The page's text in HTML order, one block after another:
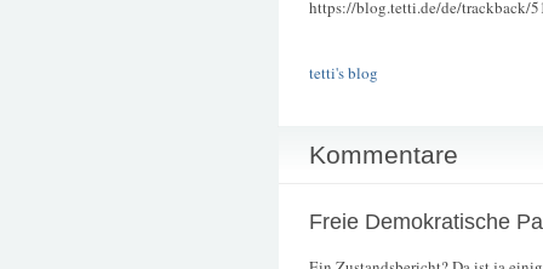
https://blog.tetti.de/de/trackback/
tetti's blog
Kommentare
Freie Demokratische